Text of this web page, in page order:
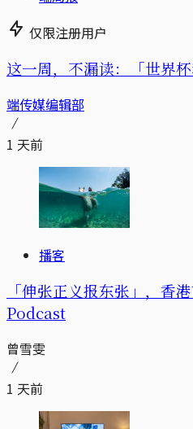
仅限注册用户
这一周，不漏读：「世界
端传媒编辑部
1 天前
播客
「伸张正义报东张」，香
Podcast
曾雪雯
1 天前